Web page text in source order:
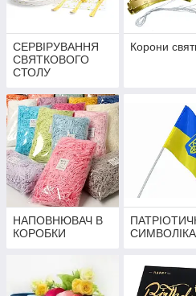
СЕРВІРУВАННЯ
СВЯТКОВОГО
СТОЛУ
Корони
НАПОВНЮВАЧ В
КОРОБКИ
СИМВОЛІКА